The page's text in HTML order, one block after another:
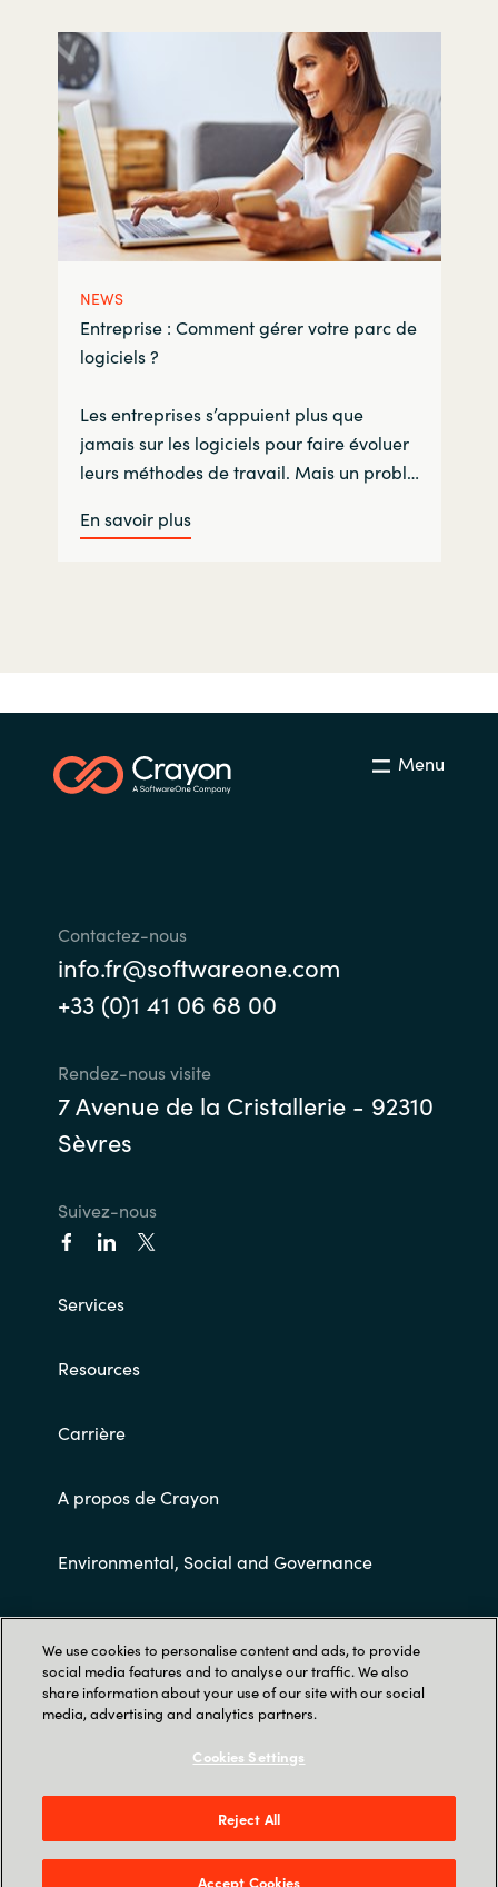
NEWS
Entreprise : Comment gérer votre parc de
logiciels ?
Les entreprises s’appuient plus que
jamais sur les logiciels pour faire évoluer
leurs méthodes de travail. Mais un probl…
En savoir plus
Menu
Contactez-nous
info.fr@softwareone.com
+33 (0)1 41 06 68 00
Rendez-nous visite
7 Avenue de la Cristallerie - 92310
Sèvres
Suivez-nous
Services
Resources
Carrière
A propos de Crayon
Environmental, Social and Governance
Conditions Générales de Ventes
7 Avenue de la Cristallerie - Crisco Duo - 92310
We use cookies to personalise content and ads, to provide
social media features and to analyse our traffic. We also
share information about your use of our site with our social
media, advertising and analytics partners.
Cookies Settings
Reject All
Accept Cookies